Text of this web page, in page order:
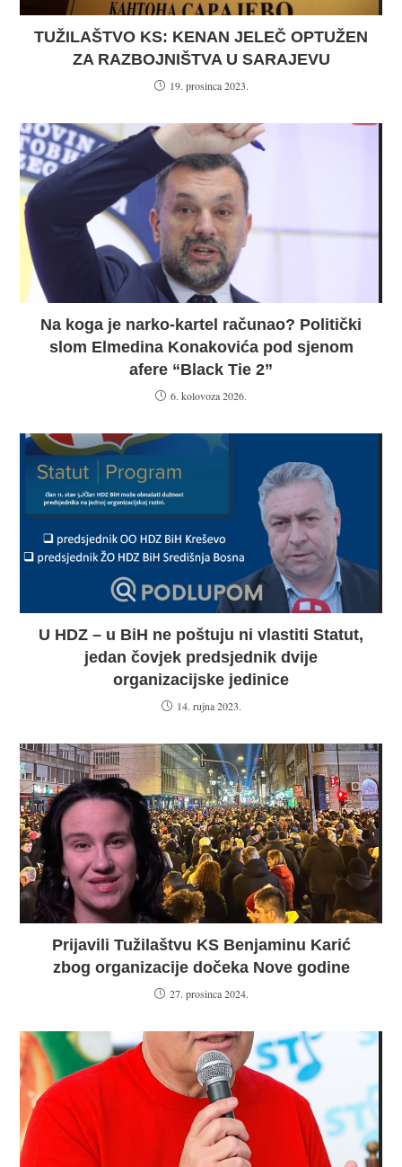
TUŽILAŠTVO KS: KENAN JELEČ OPTUŽEN
ZA RAZBOJNIŠTVA U SARAJEVU
19. prosinca 2023.
Na koga je narko-kartel računao? Politički
slom Elmedina Konakovića pod sjenom
afere “Black Tie 2”
6. kolovoza 2026.
U HDZ – u BiH ne poštuju ni vlastiti Statut,
jedan čovjek predsjednik dvije
organizacijske jedinice
14. rujna 2023.
Prijavili Tužilaštvu KS Benjaminu Karić
zbog organizacije dočeka Nove godine
27. prosinca 2024.